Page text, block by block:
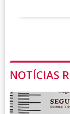
NOTÍCIAS